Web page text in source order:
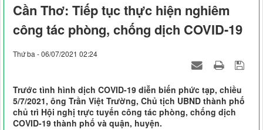
Cần Thơ: Tiếp tục thực hiện nghiêm
công tác phòng, chống dịch COVID-19
Thứ ba - 06/07/2021 02:24
Trước tình hình dịch COVID-19 diễn biến phức tạp, chiều
5/7/2021, ông Trần Việt Trường, Chủ tịch UBND thành phố
chủ trì Hội nghị trực tuyến công tác phòng, chống dịch
COVID-19 thành phố và quận, huyện.